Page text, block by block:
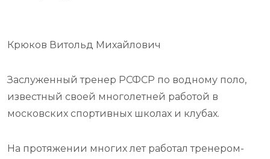
Крюков Витольд Михайлович
Заслуженный тренер РСФСР по водному поло,
известный своей многолетней работой в
московских спортивных школах и клубах.
На протяжении многих лет работал тренером-